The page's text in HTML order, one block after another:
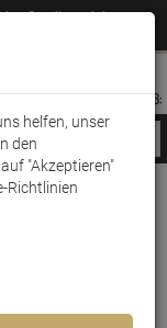
Bestellung erhalten
AUFKLAPPEN
MERKZETTEL
WARENKORB:
helfen, unser
den
"Akzeptieren"
Richtlinien